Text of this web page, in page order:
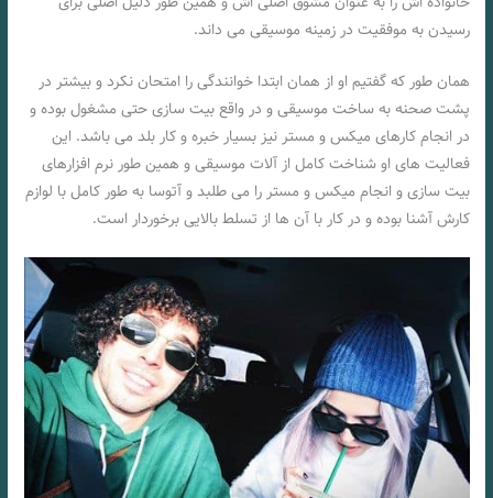
رسیدن به موفقیت در زمینه موسیقی می داند.
همان طور که گفتیم او از همان ابتدا خوانندگی را امتحان نکرد و بیشتر در
پشت صحنه به ساخت موسیقی و در واقع بیت سازی حتی مشغول بوده و
در انجام کارهای میکس و مستر نیز بسیار خبره و کار بلد می باشد. این
فعالیت های او شناخت کامل از آلات موسیقی و همین طور نرم‌ افزارهای
بیت سازی و انجام میکس و مستر را می‌ طلبد و آتوسا به طور کامل با لوازم
کارش آشنا بوده و در کار با آن ها از تسلط بالایی برخوردار است.